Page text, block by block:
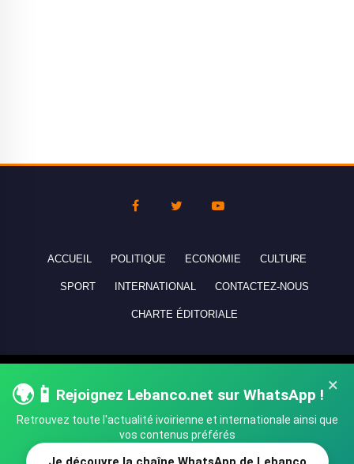
×
🌍📱 Rejoignez Lebanco.net sur WhatsApp !
Retrouvez toute l'actualité ivoirienne et internationale ainsi que
vos contenus préférés
ACCUEIL POLITIQUE ECONOMIE CULTURE
SPORT INTERNATIONAL CONTACTEZ-NOUS
CHARTE ÉDITORIALE
réservés - All rights reserved.